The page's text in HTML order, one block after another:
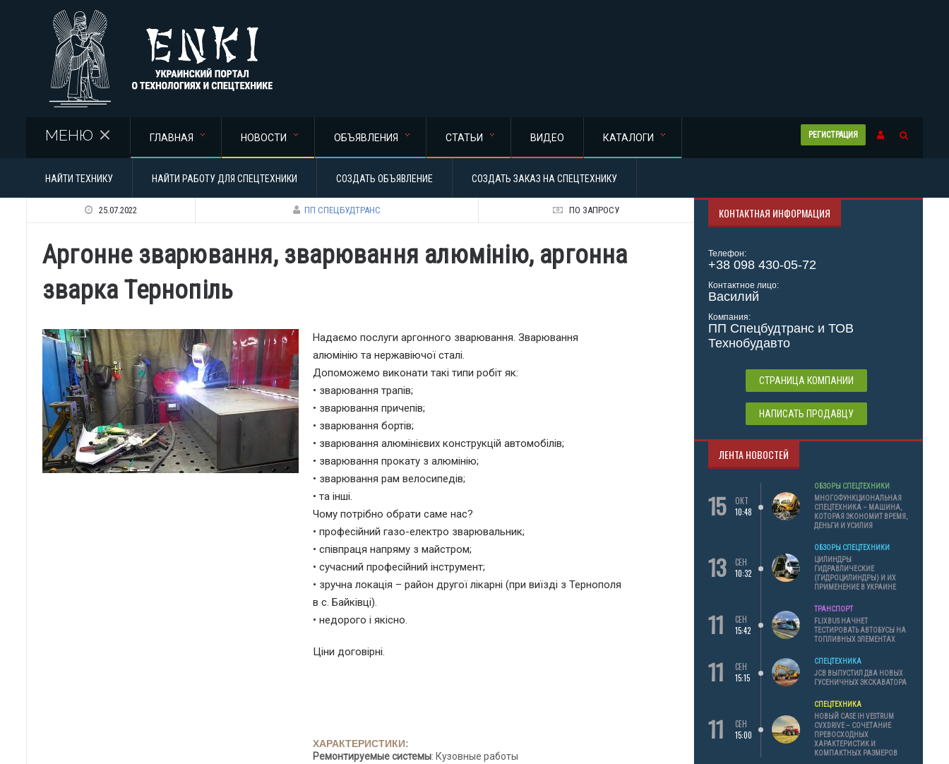
РЕГИСТРАЦИЯ
МЕНЮ ГЛАВНАЯ НОВОСТИ ОБЪЯВЛЕНИЯ СТАТЬИ ВИДЕО КАТАЛОГИ
НАЙТИ ТЕХНИКУ НАЙТИ РАБОТУ ДЛЯ СПЕЦТЕХНИКИ СОЗДАТЬ ОБЪЯВЛЕНИЕ СОЗДАТЬ ЗАКАЗ НА СПЕЦТЕХНИКУ
25.07.2022 ПП СПЕЦБУДТРАНС ПО ЗАПРОСУ
Аргонне зварювання, зварювання алюмінію, аргонна
зварка Тернопіль
Надаємо послуги аргонного зварювання. Зварювання
алюмінію та нержавіючої сталі.
Допоможемо виконати такі типи робіт як:
• зварювання трапів;
• зварювання причепів;
• зварювання бортів;
• зварювання алюмінієвих конструкцій автомобілів;
• зварювання прокату з алюмінію;
• зварювання рам велосипедів;
• та інші.
Чому потрібно обрати саме нас?
• професійний газо-електро зварювальник;
• співпраця напряму з майстром;
• сучасний професійний інструмент;
• зручна локація – район другої лікарні (при виїзді з Тернополя
в с. Байківці).
• недорого і якісно.
Ціни договірні.
ХАРАКТЕРИСТИКИ:
Ремонтируемые системы: Кузовные работы
КОНТАКТНАЯ ИНФОРМАЦИЯ
Телефон:
+38 098 430-05-72
Контактное лицо:
Василий
Компания:
ПП Спецбудтранс и ТОВ
Технобудавто
СТРАНИЦА КОМПАНИИ
НАПИСАТЬ ПРОДАВЦУ
ЛЕНТА НОВОСТЕЙ
15
ОКТ
10:48
ОБЗОРЫ СПЕЦТЕХНИКИ
МНОГОФУНКЦИОНАЛЬНАЯ
СПЕЦТЕХНИКА – МАШИНА,
КОТОРАЯ ЭКОНОМИТ ВРЕМЯ,
ДЕНЬГИ И УСИЛИЯ
13
СЕН
10:32
ОБЗОРЫ СПЕЦТЕХНИКИ
ЦИЛИНДРЫ
ГИДРАВЛИЧЕСКИЕ
(ГИДРОЦИЛИНДРЫ) И ИХ
ПРИМЕНЕНИЕ В УКРАИНЕ
11
СЕН
15:42
ТРАНСПОРТ
FLIXBUS НАЧНЕТ
ТЕСТИРОВАТЬ АВТОБУСЫ НА
ТОПЛИВНЫХ ЭЛЕМЕНТАХ
11
СЕН
15:15
СПЕЦТЕХНИКА
JCB ВЫПУСТИЛ ДВА НОВЫХ
ГУСЕНИЧНЫХ ЭКСКАВАТОРА
11
СЕН
15:00
СПЕЦТЕХНИКА
НОВЫЙ CASE IH VESTRUM
CVXDRIVE – СОЧЕТАНИЕ
ПРЕВОСХОДНЫХ
ХАРАКТЕРИСТИК И
КОМПАКТНЫХ РАЗМЕРОВ